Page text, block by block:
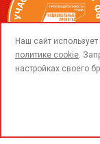
© 2015-2020
Наш сайт
политике cookie.
настройках своего